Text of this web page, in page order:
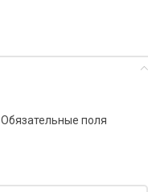
Обязательные поля